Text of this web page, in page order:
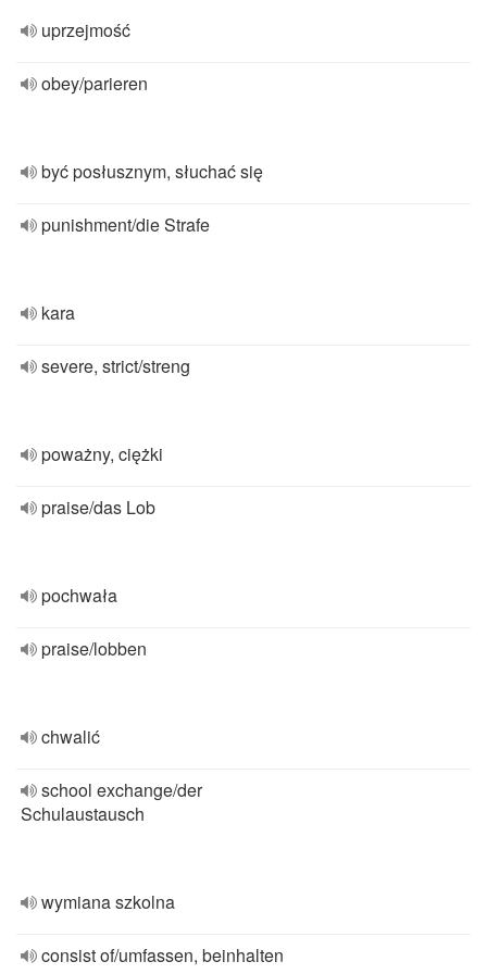
uprzejmość
obey/parieren
być posłusznym, słuchać się
punishment/die Strafe
kara
severe, strict/streng
poważny, ciężki
praise/das Lob
pochwała
praise/lobben
chwalić
school exchange/der
Schulaustausch
wymiana szkolna
consist of/umfassen, beinhalten